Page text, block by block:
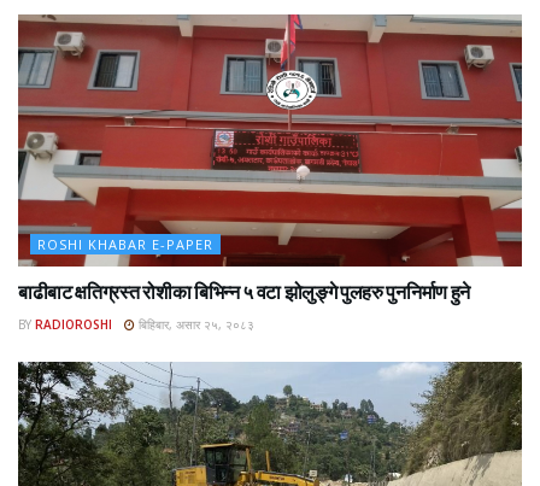
ROSHI KHABAR E-PAPER
बाढीबाट क्षतिग्रस्त रोशीका बिभिन्न ५ वटा झोलुङ्गे पुलहरु पुननिर्माण हुने
BY RADIOROSHI बिहिबार, असार २५, २०८३